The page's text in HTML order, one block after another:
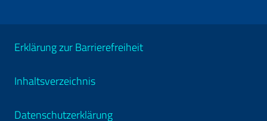
Erklärung zur Barrierefreiheit
Inhaltsverzeichnis
Datenschutzerklärung